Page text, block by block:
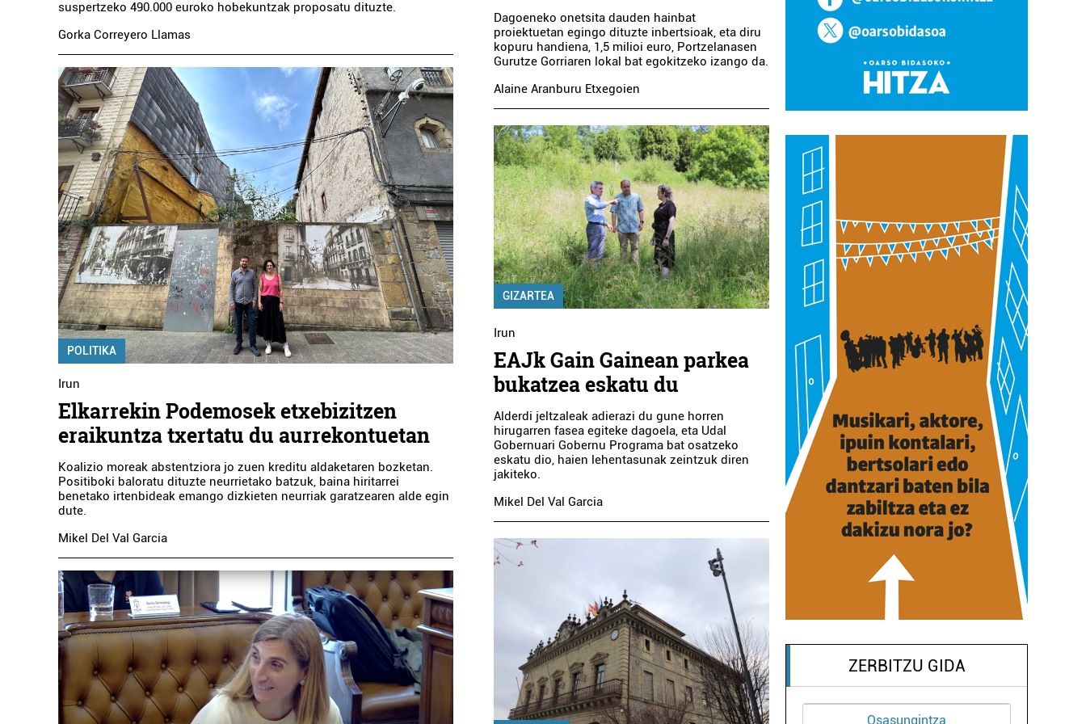
suspertzeko 490.000 euroko hobekuntzak proposatu dituzte.
Gorka Correyero Llamas
POLITIKA
Irun
Elkarrekin Podemosek etxebizitzen
eraikuntza txertatu du aurrekontuetan
Koalizio moreak abstentziora jo zuen kreditu aldaketaren bozketan.
Positiboki baloratu dituzte neurrietako batzuk, baina hiritarrei
benetako irtenbideak emango dizkieten neurriak garatzearen alde egin
dute.
Mikel Del Val Garcia
Dagoeneko onetsita dauden hainbat
proiektuetan egingo dituzte inbertsioak, eta diru
kopuru handiena, 1,5 milioi euro, Portzelanasen
Gurutze Gorriaren lokal bat egokitzeko izango da.
Alaine Aranburu Etxegoien
GIZARTEA
Irun
EAJk Gain Gainean parkea
bukatzea eskatu du
Alderdi jeltzaleak adierazi du gune horren
hirugarren fasea egiteke dagoela, eta Udal
Gobernuari Gobernu Programa bat osatzeko
eskatu dio, haien lehentasunak zeintzuk diren
jakiteko.
Mikel Del Val Garcia
ZERBITZU GIDA
Osasungintza Ikastetxeak Osasungintza